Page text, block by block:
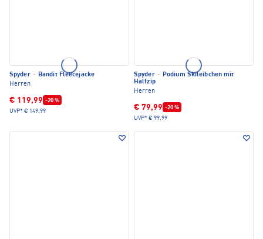
Spyder · Bandit Fleecejacke
Herren
€ 119,99 -20 %
UVP* € 149,99
Spyder · Podium Skileibchen mit
Halfzip
Herren
€ 79,99 -20 %
UVP* € 99,99